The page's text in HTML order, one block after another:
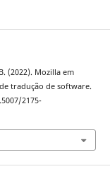
(2022). Mozilla em
tradução de software.
2175-